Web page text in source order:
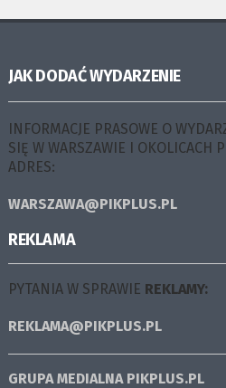
JAK DODAĆ WYDARZENIE
INFORMACJE PRASOWE O
SIĘ W WARSZAWIE I OKOLICACH
ADRES:
WARSZAWA@PIKPLUS.PL
REKLAMA
PYTANIA W SPRAWIE REKLAMY:
REKLAMA@PIKPLUS.PL
GRUPA MEDIALNA PIKPLUS.PL